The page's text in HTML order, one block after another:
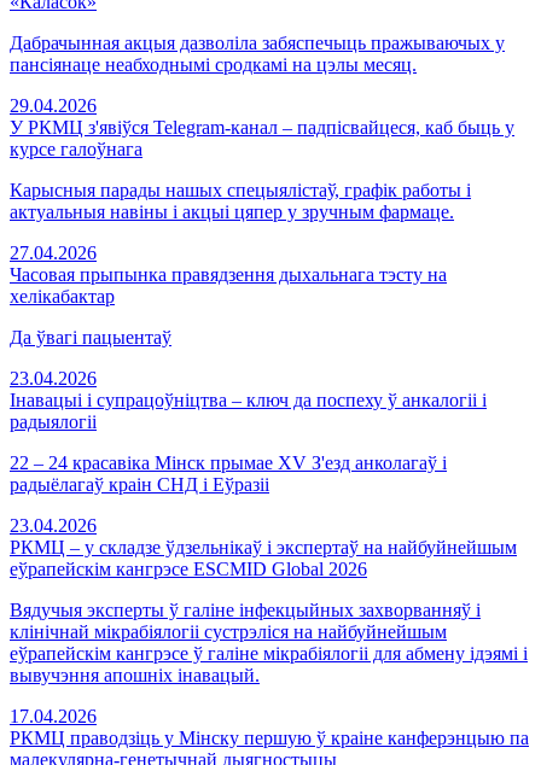
Дабрачынная акцыя дазволіла забяспечыць пражываючых у
пансіянаце неабходнымі сродкамі на цэлы месяц.
29.04.2026
У РКМЦ з'явіўся Telegram-канал – падпісвайцеся, каб быць у
курсе галоўнага
Карысныя парады нашых спецыялістаў, графік работы і
актуальныя навіны і акцыі цяпер у зручным фармаце.
27.04.2026
Часовая прыпынка правядзення дыхальнага тэсту на
хелікабактар
Да ўвагі пацыентаў
23.04.2026
Інавацыі і супрацоўніцтва – ключ да поспеху ў анкалогіі і
радыялогіі
22 – 24 красавіка Мінск прымае XV З'езд анколагаў і
радыёлагаў краін СНД і Еўразіі
23.04.2026
РКМЦ – у складзе ўдзельнікаў і экспертаў на найбуйнейшым
еўрапейскім кангрэсе ESCMID Global 2026
Вядучыя эксперты ў галіне інфекцыйных захворванняў і
клінічнай мікрабіялогіі сустрэліся на найбуйнейшым
еўрапейскім кангрэсе ў галіне мікрабіялогіі для абмену ідэямі і
вывучэння апошніх інавацый.
17.04.2026
РКМЦ праводзіць у Мінску першую ў краіне канферэнцыю па
малекулярна-генетычнай дыягностыцы